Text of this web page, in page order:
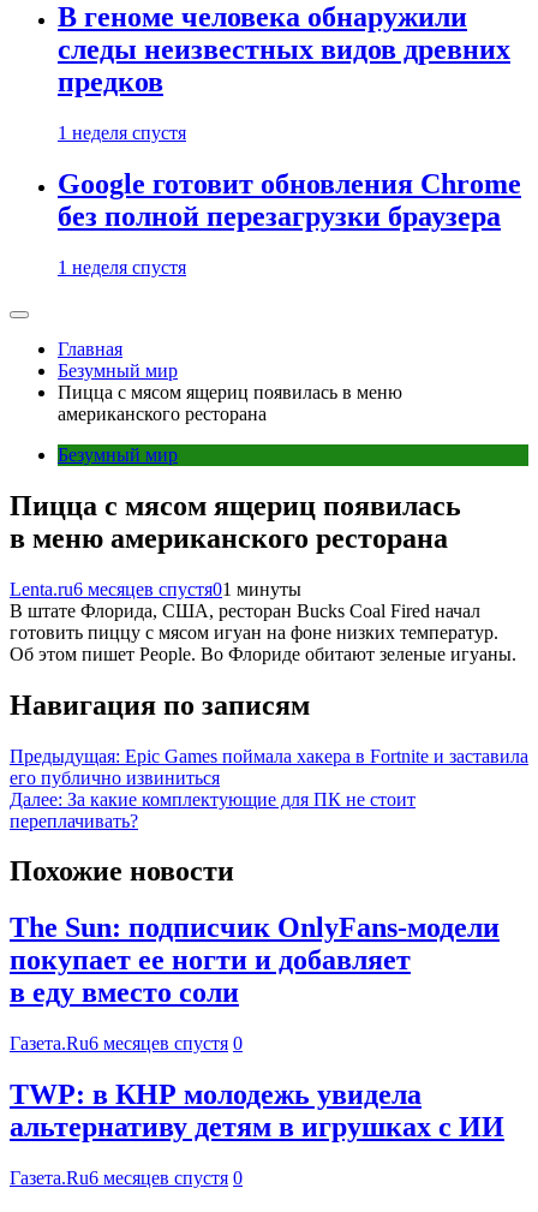
В геноме человека обнаружили
следы неизвестных видов древних
предков
1 неделя спустя
Google готовит обновления Chrome
без полной перезагрузки браузера
1 неделя спустя
Главная
Безумный мир
Пицца с мясом ящериц появилась в меню
американского ресторана
Безумный мир
Пицца с мясом ящериц появилась
в меню американского ресторана
Lenta.ru6 месяцев спустя01 минуты
В штате Флорида, США, ресторан Bucks Coal Fired начал
готовить пиццу с мясом игуан на фоне низких температур.
Об этом пишет People. Во Флориде обитают зеленые игуаны.
Навигация по записям
Предыдущая: Epic Games поймала хакера в Fortnite и заставила
его публично извиниться
Далее: За какие комплектующие для ПК не стоит
переплачивать?
Похожие новости
The Sun: подписчик OnlyFans-модели
покупает ее ногти и добавляет
в еду вместо соли
Газета.Ru6 месяцев спустя 0
TWP: в КНР молодежь увидела
альтернативу детям в игрушках с ИИ
Газета.Ru6 месяцев спустя 0